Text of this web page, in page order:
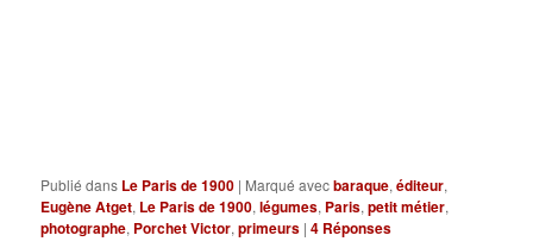
Publié dans Le Paris de 1900 | Marqué avecbaraque,éditeur,
Eugène Atget, Le Paris de 1900,légumes, Paris,petit métier,
photographe, Porchet Victor,primeurs |4 Réponses